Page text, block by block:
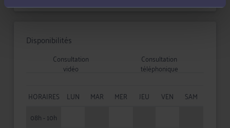
Disponibilités
Consultation
vidéo
Consultation
téléphonique
HORAIRES LUN MAR MER JEU VEN
SAM
08h - 10h